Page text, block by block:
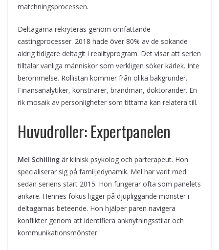
matchningsprocessen.
Deltagarna rekryteras genom omfattande
castingprocesser. 2018 hade över 80% av de sökande
aldrig tidigare deltagit i realityprogram. Det visar att serien
tilltalar vanliga människor som verkligen söker kärlek. Inte
berömmelse. Rollistan kommer från olika bakgrunder.
Finansanalytiker, konstnärer, brandmän, doktorander. En
rik mosaik av personligheter som tittarna kan relatera till.
Huvudroller: Expertpanelen
Mel Schilling är klinisk psykolog och parterapeut. Hon
specialiserar sig på familjedynamik. Mel har varit med
sedan seriens start 2015. Hon fungerar ofta som panelets
ankare. Hennes fokus ligger på djupliggande mönster i
deltagarnas beteende. Hon hjälper paren navigera
konflikter genom att identifiera anknytningsstilar och
kommunikationsmönster.